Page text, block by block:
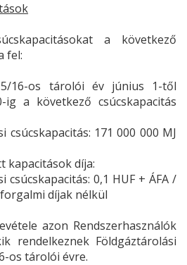
a következő
fel:
16-os tárolói év június 1-től
ig a következő csúcskapacitás
csúcskapacitás: 171 000 000 MJ
kapacitások díja:
csúcskapacitás: 0,1 HUF + ÁFA /
díjak nélkül
azon Rendszerhasználók
rendelkeznek Földgáztárolási
os tárolói évre.